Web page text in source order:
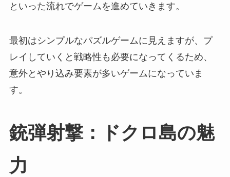
といった流れでゲームを進めていきます。
最初はシンプルなパズルゲームに見えますが、プ
レイしていくと戦略性も必要になってくるため、
意外とやり込み要素が多いゲームになっていま
す。
銃弾射撃：ドクロ島の魅
力